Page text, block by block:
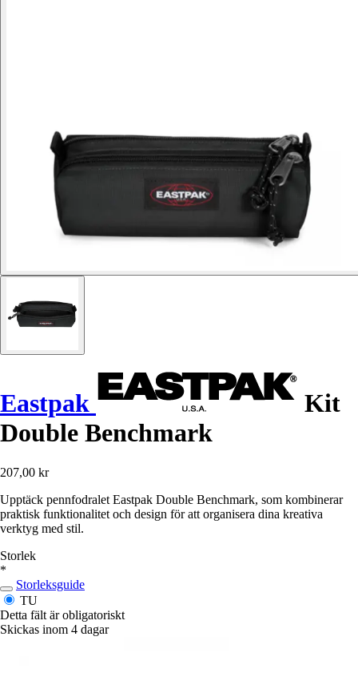
Eastpak
Kit
Double Benchmark
207,00 kr
Upptäck pennfodralet Eastpak Double Benchmark, som kombinerar
praktisk funktionalitet och design för att organisera dina kreativa
verktyg med stil.
Storlek
*
Storleksguide
TU
Detta fält är obligatoriskt
Skickas inom 4 dagar